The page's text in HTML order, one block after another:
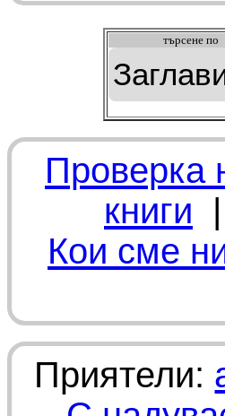
търсeне по
Проверка
книги |
Кои сме
Приятели: